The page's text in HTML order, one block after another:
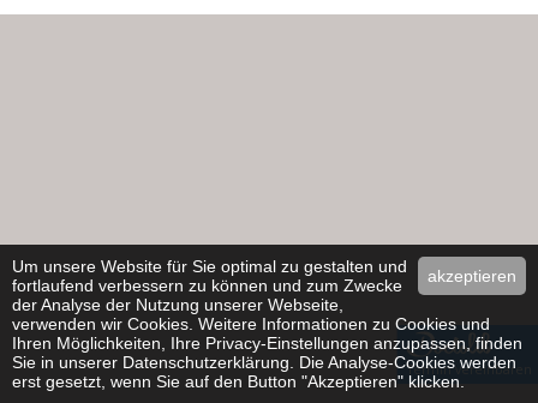
Termin vereinbaren
akzeptieren
Um unsere Website für Sie optimal zu gestalten und
fortlaufend verbessern zu können und zum Zwecke
der Analyse der Nutzung unserer Webseite,
verwenden wir Cookies. Weitere Informationen zu Cookies und
Ihren Möglichkeiten, Ihre Privacy-Einstellungen anzupassen, finden
Sie in unserer Datenschutzerklärung. Die Analyse-Cookies werden
erst gesetzt, wenn Sie auf den Button "Akzeptieren" klicken.